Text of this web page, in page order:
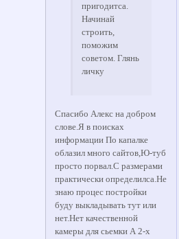
пригодитса.
Начинай
строить,
поможим
советом. Глянь
личку
Спасибо Алекс на добром
слове.Я в поисках
информации По капалке
облазил много сайтов,Ю-туб
просто порвал.С размерами
практически определилса.Не
знаю процес постройки
буду выкладывать тут или
нет.Нет качественной
камеры для сьемки А 2-х